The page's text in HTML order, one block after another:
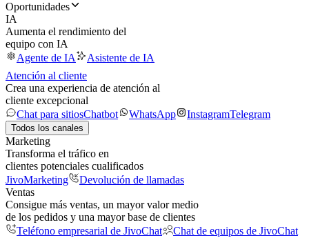
Oportunidades
IA
Aumenta el rendimiento del
equipo con IA
Agente de IA
Asistente de IA
Atención al cliente
Crea una experiencia de atención al
cliente excepcional
Chat para sitiosChatbot WhatsApp InstagramTelegram
Todos los canales
Marketing
Transforma el tráfico en
clientes potenciales cualificados
JivoMarketing
Devolución de llamadas
Ventas
Consigue más ventas, un mayor valor medio
de los pedidos y una mayor base de clientes
Teléfono empresarial de JivoChat
Chat de equipos de JivoChat